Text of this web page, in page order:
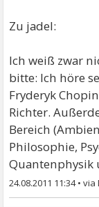
Zu jadel:
Ich weiß zwar
bitte: Ich höre
Fryderyk
Richter.
Bereich
Philosophie,
Quantenphysik
24.08.2011 11:34•